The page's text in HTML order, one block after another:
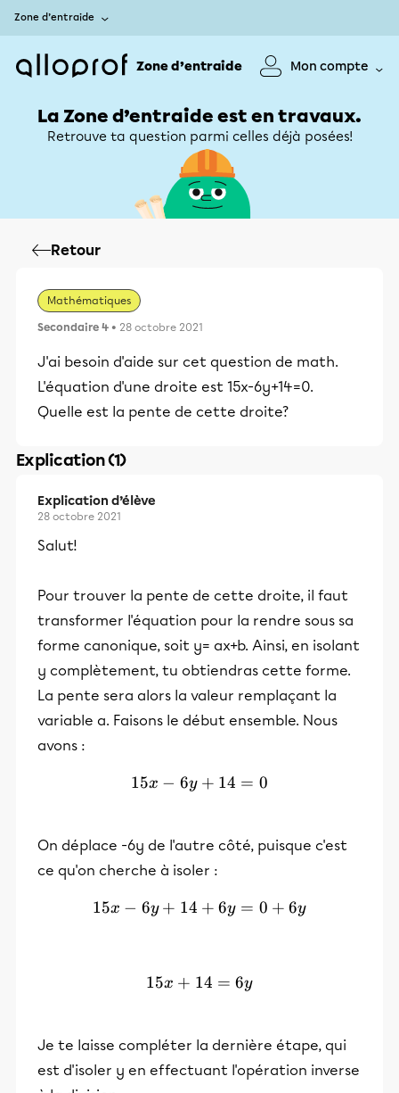
Zone d’entraide
Zone d’entraide Mon compte
La Zone d’entraide est en travaux.
Retrouve ta question parmi celles déjà posées!
Retour
Mathématiques
Secondaire 4 • 28 octobre 2021
J'ai besoin d'aide sur cet question de math.
L'équation d'une droite est 15x-6y+14=0.
Quelle est la pente de cette droite?
Explication (1)
Explication d’élève
28 octobre 2021
Salut!
Pour trouver la pente de cette droite, il faut
transformer l'équation pour la rendre sous sa
forme canonique, soit y= ax+b. Ainsi, en isolant
y complètement, tu obtiendras cette forme.
La pente sera alors la valeur remplaçant la
variable a. Faisons le début ensemble. Nous
avons :
15x-6y+14=0
15x − 6y + 14 = 0
On déplace -6y de l'autre côté, puisque c'est
ce qu'on cherche à isoler :
15x-6y+14+6y=0+6y
15x − 6y + 14 + 6y = 0 + 6y
15x+14=6y
15x + 14 = 6y
Je te laisse compléter la dernière étape, qui
est d'isoler y en effectuant l'opération inverse